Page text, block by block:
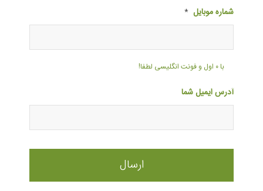
شماره موبایل *
با ۰ اول و فونت انگلیسی لطفا!
آدرس ایمیل شما